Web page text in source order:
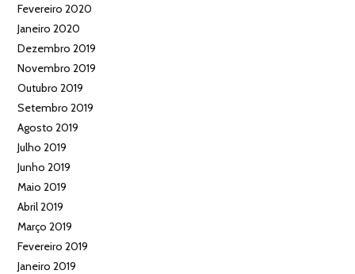
Fevereiro 2020
Janeiro 2020
Dezembro 2019
Novembro 2019
Outubro 2019
Setembro 2019
Agosto 2019
Julho 2019
Junho 2019
Maio 2019
Abril 2019
Março 2019
Fevereiro 2019
Janeiro 2019